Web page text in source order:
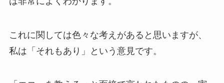
これに関しては色々な考えがあると思いますが、
私は「それもあり」という意見です。